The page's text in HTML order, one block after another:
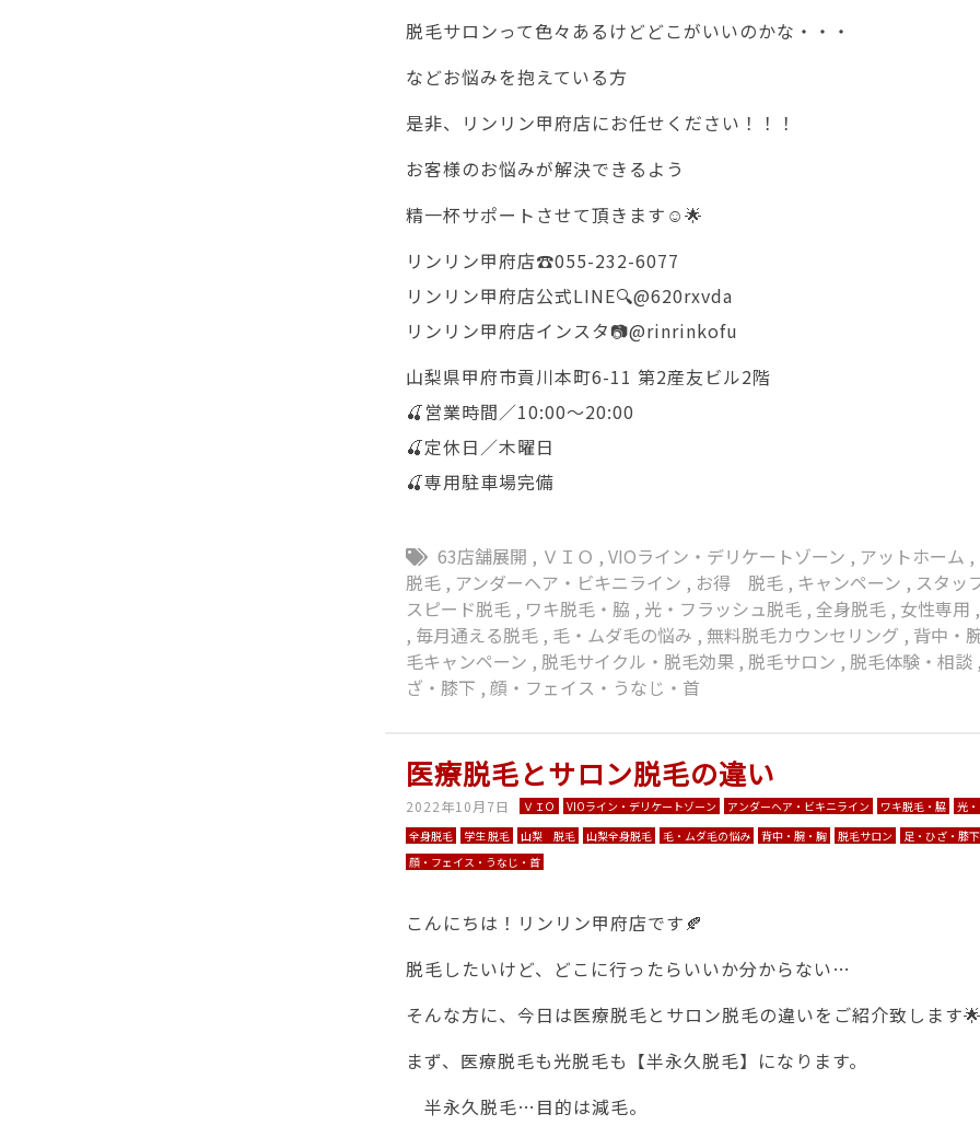
脱毛サロンって色々あるけどどこがいいのかな・・・
などお悩みを抱えている方
是非、リンリン甲府店にお任せください！！！
お客様のお悩みが解決できるよう
精一杯サポートさせて頂きます☺🌟
リンリン甲府店☎️055-232-6077
リンリン甲府店公式LINE🔍@620rxvda
リンリン甲府店インスタ📷@rinrinkofu
山梨県甲府市貢川本町6-11 第2産友ビル2階
🍒営業時間／10:00〜20:00
🍒定休日／木曜日
🍒専用駐車場完備
63店舗展開 , ＶＩＯ ,VIOライン・デリケートゾーン , アットホーム ,
脱毛 , アンダーヘア・ビキニライン , お得 脱毛 , キャンペーン , スタッ
スピード脱毛 , ワキ脱毛・脇 , 光・フラッシュ脱毛 ,全身脱毛 , 女性専用
, 毎月通える脱毛 , 毛・ムダ毛の悩み ,無料脱毛カウンセリング , 背中・
毛キャンペーン , 脱毛サイクル・脱毛効果 , 脱毛サロン , 脱毛体験・相談 ,
ざ・膝下 ,顔・フェイス・うなじ・首
医療脱毛とサロン脱毛の違い
2022年10月7日 ＶＩＯ VIOライン・デリケートゾーン アンダーヘア・ビキニライン ワキ脱毛・脇
光
全身脱毛
学生 脱毛 山梨 脱毛 山梨全身脱毛 毛・ムダ毛の悩み 背中・腕・胸 脱毛サロン
足・ひざ・膝下
顔・フェイス・うなじ・首
こんにちは！リンリン甲府店です🍂
脱毛したいけど、どこに行ったらいいか分からない…
そんな方に、今日は医療脱毛とサロン脱毛の違いをご紹介致します🌟
まず、医療脱毛も光脱毛も【半永久脱毛】になります。
半永久脱毛…目的は減毛。